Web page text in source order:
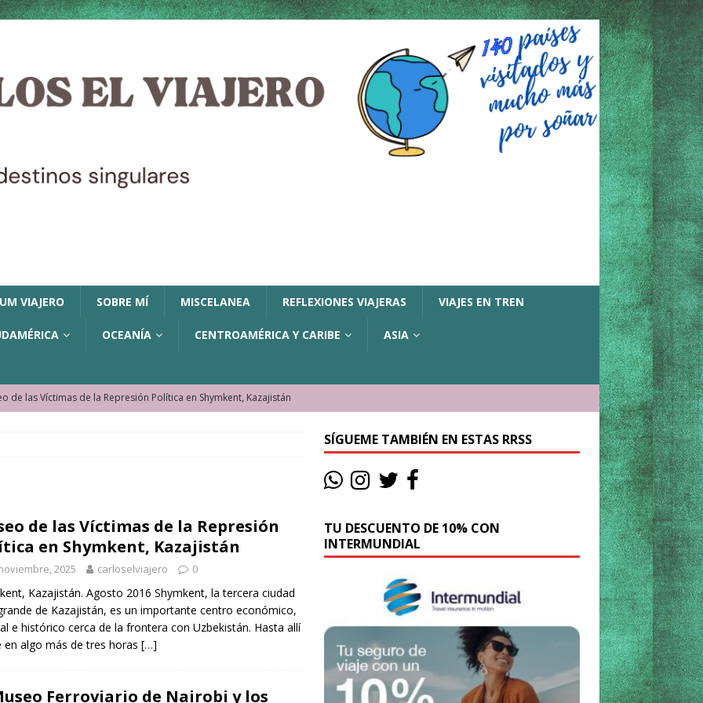
VIAJERO SOBRE MÍ MISCELANEA REFLEXIONES VIAJERAS VIAJES EN TREN
OCEANÍA CENTROAMÉRICA Y CARIBE ASIA
de las Víctimas de la Represión Política en Shymkent, Kazajistán
moverse en Seychelles de manera sostenible
SEYCHELLES
Manama. La capital de Baréin
y las cataratas Maletsunyane de Lesoto LESOTO
de las Víctimas de la Represión
en Shymkent, Kazajistán
2025 carloselviajero 0
Kazajistán. Agosto 2016 Shymkent, la tercera ciudad
de Kazajistán, es un importante centro económico,
e histórico cerca de la frontera con Uzbekistán. Hasta allí
en algo más de tres horas […]
Ferroviario de Nairobi y los
SÍGUEME TAMBIÉN EN ESTAS RRSS
TU DESCUENTO DE 10% CON
INTERMUNDIAL